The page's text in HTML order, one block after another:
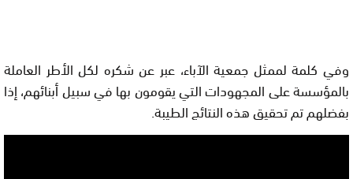
وفي كلمة لممثل جمعية الآباء، عبر عن شكره لكل الأطر العاملة
بالمؤسسة على المجهودات التي يقومون بها في سبيل أبنائهم، إذا
بفضلهم تم تحقيق هذه النتائج الطيبة.